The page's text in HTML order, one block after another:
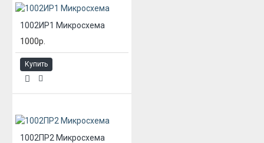
1002ИР1 Микросхема
1000р.
Купить
1002ПР2 Микросхема